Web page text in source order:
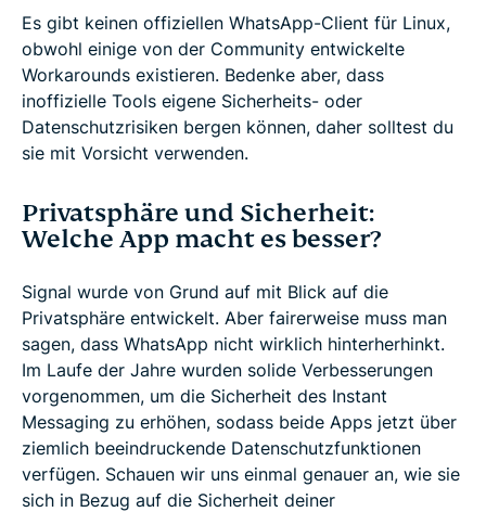
Es gibt keinen offiziellen WhatsApp-Client für Linux,
obwohl einige von der Community entwickelte
Workarounds existieren. Bedenke aber, dass
inoffizielle Tools eigene Sicherheits- oder
Datenschutzrisiken bergen können, daher solltest du
sie mit Vorsicht verwenden.
Privatsphäre und Sicherheit:
Welche App macht es besser?
Signal wurde von Grund auf mit Blick auf die
Privatsphäre entwickelt. Aber fairerweise muss man
sagen, dass WhatsApp nicht wirklich hinterherhinkt.
Im Laufe der Jahre wurden solide Verbesserungen
vorgenommen, um die Sicherheit des Instant
Messaging zu erhöhen, sodass beide Apps jetzt über
ziemlich beeindruckende Datenschutzfunktionen
verfügen. Schauen wir uns einmal genauer an, wie sie
sich in Bezug auf die Sicherheit deiner